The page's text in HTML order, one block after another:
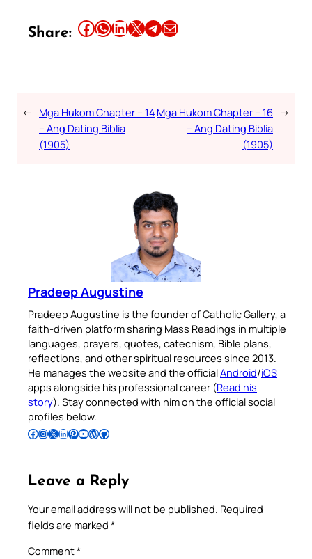
Share: Share this article on Facebook Share this article on WhatsApp Share this article on LinkedIn Share this article on X Share this article on TelegramEmail this Article
← Mga Hukom Chapter – 14
– Ang Dating Biblia
(1905)
Mga Hukom Chapter – 16
– Ang Dating Biblia
(1905)
→
Pradeep Augustine
Pradeep Augustine is the founder of Catholic Gallery, a
faith-driven platform sharing Mass Readings in multiple
languages, prayers, quotes, catechism, Bible plans,
reflections, and other spiritual resources since 2013.
He manages the website and the officialAndroid/iOS
apps alongside his professional career (Read his
story). Stay connected with him on the official social
profiles below.
Follow Pradeep on Facebook Follow Pradeep on InstagramFollow Pradeep on X Follow Pradeep on LinkedIn Follow Pradeep on Pinterest Subscribe to Pradeep’s Youtube Channel Follow Pradeep on WordPress Follow Pradeep on GitHub
Leave a Reply
Your email address will not be published. Required
fields are marked *
Comment*